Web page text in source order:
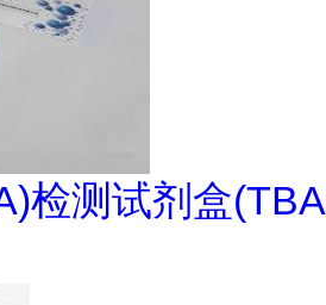
检测试剂盒(TBA